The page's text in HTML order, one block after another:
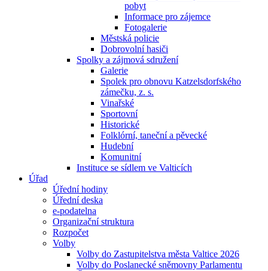
pobyt
Informace pro zájemce
Fotogalerie
Městská policie
Dobrovolní hasiči
Spolky a zájmová sdružení
Galerie
Spolek pro obnovu Katzelsdorfského
zámečku, z. s.
Vinařské
Sportovní
Historické
Folklórní, taneční a pěvecké
Hudební
Komunitní
Instituce se sídlem ve Valticích
Úřad
Úřední hodiny
Úřední deska
e-podatelna
Organizační struktura
Rozpočet
Volby
Volby do Zastupitelstva města Valtice 2026
Volby do Poslanecké sněmovny Parlamentu